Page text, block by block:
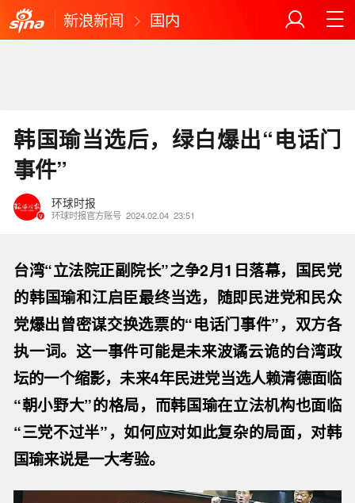
新浪新闻 国内
韩国瑜当选后，绿白爆出“电话门
事件”
环球时报
环球时报官方账号 2024.02.04 23:51
台湾“立法院正副院长”之争2月1日落幕，国民党
的韩国瑜和江启臣最终当选，随即民进党和民众
党爆出曾密谋交换选票的“电话门事件”，双方各
执一词。这一事件可能是未来波谲云诡的台湾政
坛的一个缩影，未来4年民进党当选人赖清德面临
“朝小野大”的格局，而韩国瑜在立法机构也面临
“三党不过半”，如何应对如此复杂的局面，对韩
国瑜来说是一大考验。